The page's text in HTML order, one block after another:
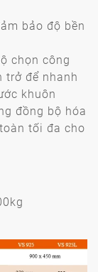
bảo độ bền
chọn công
trở để nhanh
khuôn
đồng bộ hóa
tối đa cho